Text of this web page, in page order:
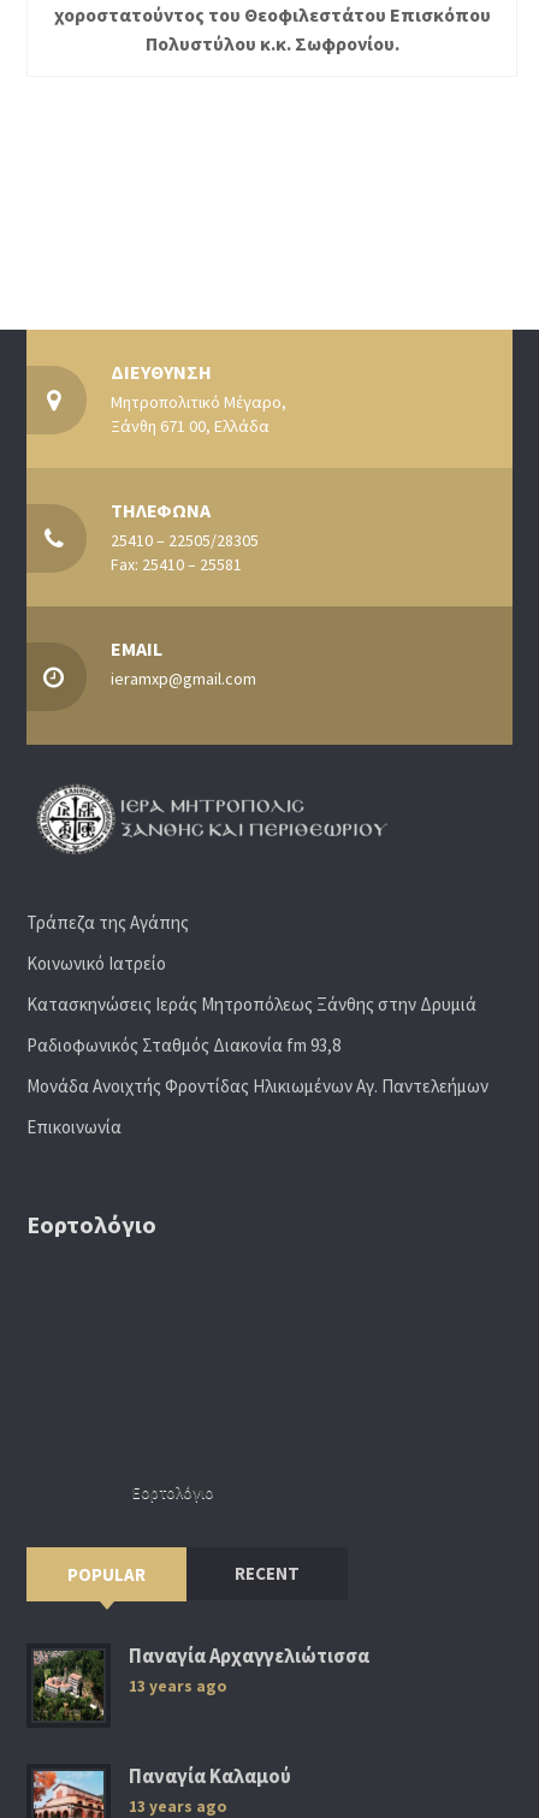
χοροστατούντος του Θεοφιλεστάτου Επισκόπου
Πολυστύλου κ.κ. Σωφρονίου.
ΔΙΕΥΘΥΝΣΗ
Μητροπολιτικό Μέγαρο,
Ξάνθη 671 00, Ελλάδα
ΤΗΛΕΦΩΝΑ
25410 – 22505/28305
Fax: 25410 – 25581
EMAIL
ieramxp@gmail.com
Τράπεζα της Αγάπης
Κοινωνικό Ιατρείο
Κατασκηνώσεις Ιεράς Μητροπόλεως Ξάνθης στην Δρυμιά
Ραδιoφωνικός Σταθμός Διακονία fm 93,8
Μονάδα Ανοιχτής Φροντίδας Ηλικιωμένων Αγ. Παντελεήμων
Επικοινωνία
Εορτολόγιο
Εορτολόγιο
POPULAR RECENT
Παναγία Αρχαγγελιώτισσα
13 years ago
Παναγία Καλαμού
13 years ago